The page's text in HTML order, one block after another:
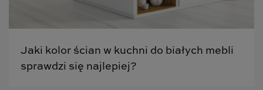
Jaki kolor ścian w kuchni do białych mebli
sprawdzi się najlepiej?